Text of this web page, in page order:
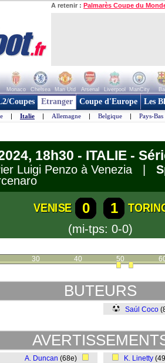
A retenir : Palmarès Coupe du
Monaco Chelsea Man Utd Arsenal Liverpool ManCity
Coupes Etranger Coupe d'Europe Les
| Italie | Allemagne | Belgique | Pays-Bas
18h30 - ITALIE -
Luigi Penzo à Venezia |
VENISE 0 1
(mi-tps: 0-0)
30 40 50
BUTEURS
Saúl Coco
A. Duncan (68e)
K. Linetty